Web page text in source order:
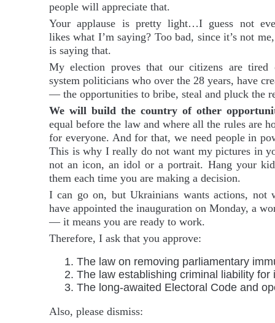
people will appreciate that.
Your applause is pretty light…I guess not
likes what I’m saying? Too bad, since it’s not
is saying that.
My election proves that our citizens are tired
system politicians who over the 28 years, have
— the opportunities to bribe, steal and pluck the
We will build the country of other
equal before the law and where all the rules are
for everyone. And for that, we need people in
This is why I really do not want my pictures in
not an icon, an idol or a portrait. Hang your
them each time you are making a decision.
I can go on, but Ukrainians wants actions, not
have appointed the inauguration on Monday, a
— it means you are ready to work.
Therefore, I ask that you approve:
The law on removing parliamentary
2. The law establishing criminal liability for
3. The long-awaited Electoral Code and
Also, please dismiss: